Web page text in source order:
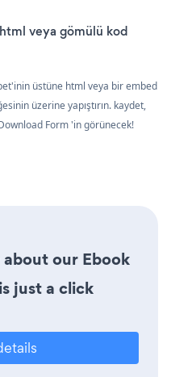
veya gömülü kod
üstüne html veya bir embed
üzerine yapıştırın. kaydet,
Form 'in görünecek!
our Ebook
just a click